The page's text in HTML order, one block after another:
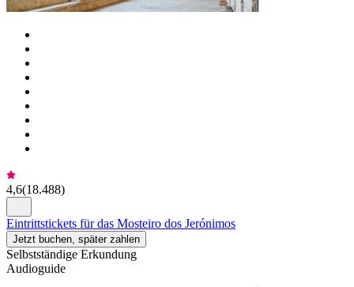
4,6(18.488)
Eintrittstickets für das Mosteiro dos Jerónimos
Jetzt buchen, später zahlen
Selbstständige Erkundung
Audioguide